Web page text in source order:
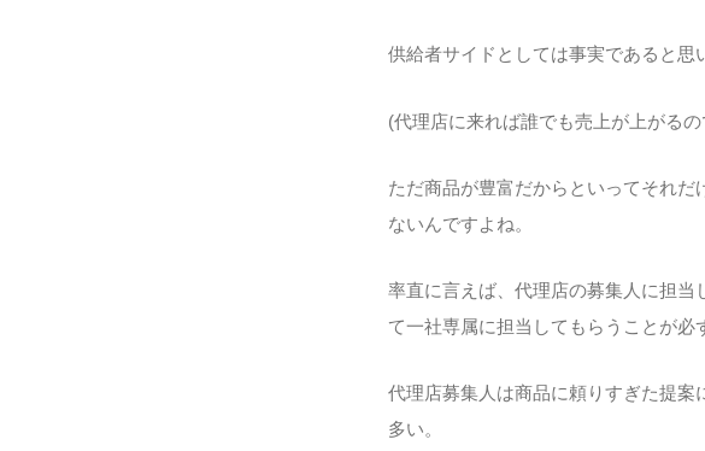
供給者サイドとしては事実であると思
(代理店に来れば誰でも売上が上がる
ただ商品が豊富だからといってそれ
ないんですよね。
率直に言えば、代理店の募集人に担
て一社専属に担当してもらうことが必
代理店募集人は商品に頼りすぎた提
多い。